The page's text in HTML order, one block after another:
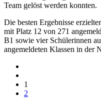
Team gelöst werden konnten.
Die besten Ergebnisse
mit Platz 12 von 271
B1 sowie vier Schülerinnen
angemeldeten Klassen in der
1
2